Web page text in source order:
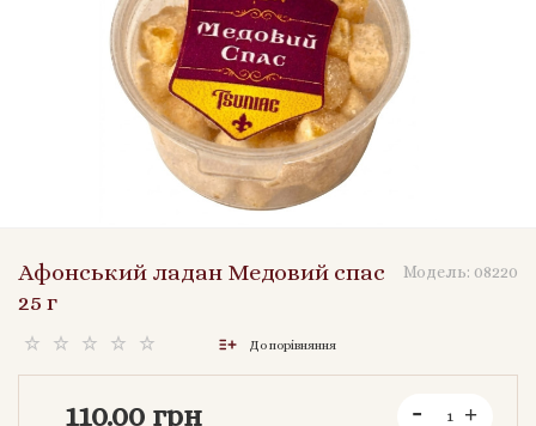
Модель: 08220
Афонський ладан Медовий спас
25 г
До порівняння
110.00 грн